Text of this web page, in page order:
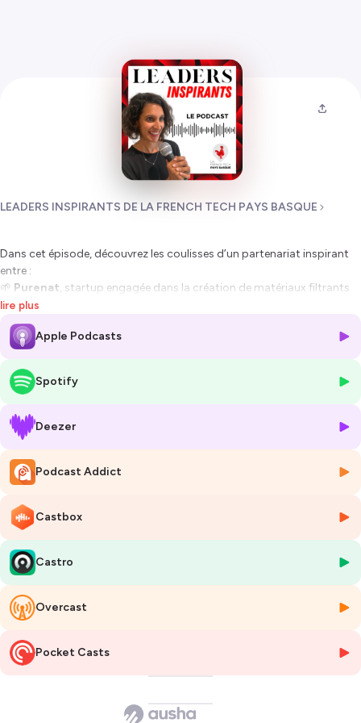
LEADERS INSPIRANTS DE LA FRENCH TECH PAYS BASQUE
Dans cet épisode, découvrez les coulisses d’un partenariat inspirant
entre :
🌱 Purenat , startup engagée dans la création de matériaux filtrants
biosourcés
🏭Clauger
revenons sur :
– La rencontre entre deux univers aux expertises complémentaires
– Les leviers d’une collaboration réussie entre startup et grand groupe
– Le rôle de la confiance, du dialogue et de la vision partagée dans ce
type de projet
souhaitent s’ancrer dans l’industrie et contribuer à la transition
écologique.
🎧 À écouter pour comprendre comment innovation et industrie
peuvent faire cause commune.
Hébergé par Ausha. Visitez
pour plus d'informations.
lire plus
Apple Podcasts
Spotify
Deezer
Podcast Addict
Castbox
Castro
Overcast
Pocket Casts